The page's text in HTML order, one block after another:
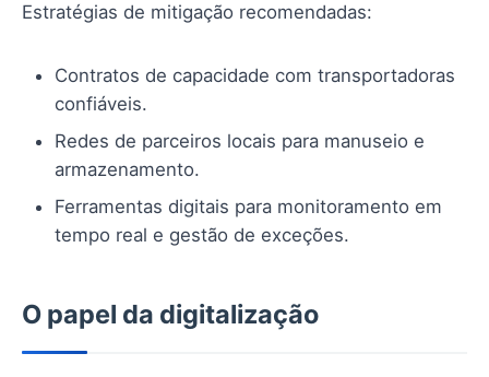
Estratégias de mitigação recomendadas:
Contratos de capacidade com transportadoras
confiáveis.
Redes de parceiros locais para manuseio e
armazenamento.
Ferramentas digitais para monitoramento em
tempo real e gestão de exceções.
O papel da digitalização